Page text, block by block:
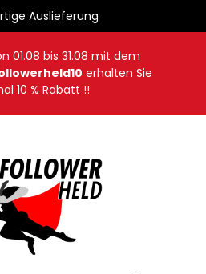
Auslieferung
01.08 bis 31.08 mit dem
erhalten Sie
10 % Rabatt !!